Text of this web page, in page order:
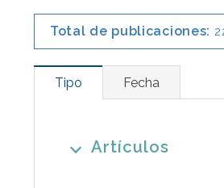
Total de publicaciones:
Tipo Fecha
Artículos